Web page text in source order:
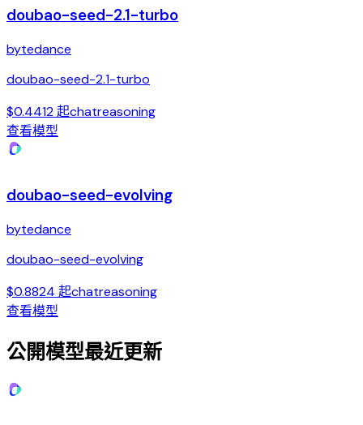
doubao-seed-2.1-turbo
bytedance
doubao-seed-2.1-turbo
$0.4412 起chatreasoning
查看模型
doubao-seed-evolving
bytedance
doubao-seed-evolving
$0.8824 起chatreasoning
查看模型
公開模型最近更新